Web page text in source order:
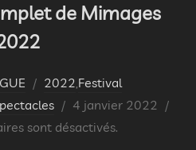
de Mimages
2022,Festival
Publié
le
4 janvier 2022
sont désactivés.